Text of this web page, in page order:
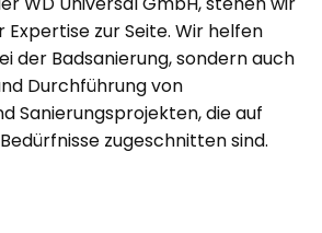
zur Seite. Wir helfen
der Badsanierung, sondern auch
Durchführung von
Sanierungsprojekten, die auf
zugeschnitten sind.